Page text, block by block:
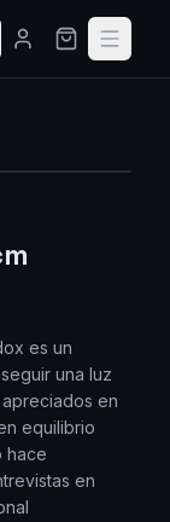
es un
una luz
en
equilibrio
hace
en